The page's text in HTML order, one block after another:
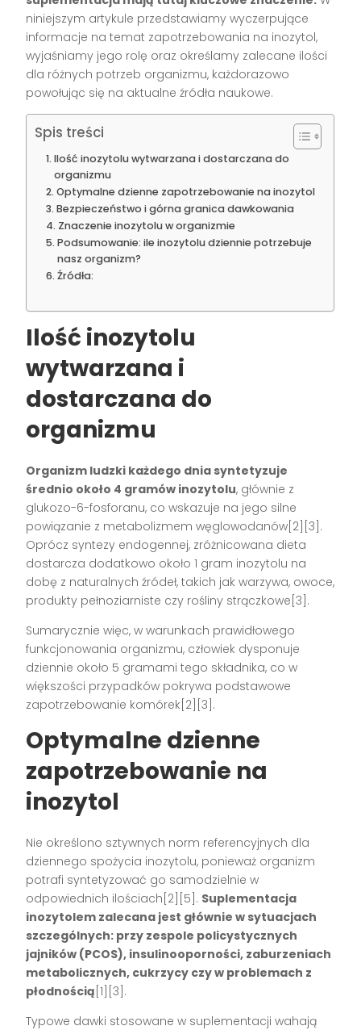
niniejszym artykule przedstawiamy wyczerpujące
informacje na temat zapotrzebowania na inozytol,
wyjaśniamy jego rolę oraz określamy zalecane ilości
dla różnych potrzeb organizmu, każdorazowo
powołując się na aktualne źródła naukowe.
Spis treści
Ilość inozytolu wytwarzana i dostarczana do
organizmu
Optymalne dzienne zapotrzebowanie na inozytol
Bezpieczeństwo i górna granica dawkowania
Znaczenie inozytolu w organizmie
Podsumowanie: ile inozytolu dziennie potrzebuje
nasz organizm?
Źródła:
Ilość inozytolu
wytwarzana i
dostarczana do
organizmu
Organizm ludzki każdego dnia syntetyzuje
średnio około 4 gramów inozytolu, głównie z
glukozo-6-fosforanu, co wskazuje na jego silne
powiązanie z metabolizmem węglowodanów[2][3].
Oprócz syntezy endogennej, zróżnicowana dieta
dostarcza dodatkowo około 1 gram inozytolu na
dobę z naturalnych źródeł, takich jak warzywa, owoce,
produkty pełnoziarniste czy rośliny strączkowe[3].
Sumarycznie więc, w warunkach prawidłowego
funkcjonowania organizmu, człowiek dysponuje
dziennie około 5 gramami tego składnika, co w
większości przypadków pokrywa podstawowe
zapotrzebowanie komórek[2][3].
Optymalne dzienne
zapotrzebowanie na
inozytol
Nie określono sztywnych norm referencyjnych dla
dziennego spożycia inozytolu, ponieważ organizm
potrafi syntetyzować go samodzielnie w
odpowiednich ilościach[2][5]. Suplementacja
inozytolem zalecana jest głównie w sytuacjach
szczególnych: przy zespole policystycznych
jajników (PCOS), insulinooporności, zaburzeniach
metabolicznych, cukrzycy czy w problemach z
płodnością [1][3].
Typowe dawki stosowane w suplementacji wahają